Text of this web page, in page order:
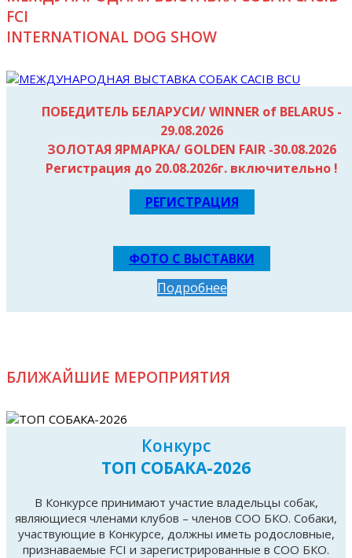
WORLD WINNER 2026
TRINITY AVE MUZA, зав. Клепикова М., вл Тужилина М. &
FCI
INTERNATIONAL DOG SHOW
ПОБЕДИТЕЛЬ БЕЛАРУСИ/ WINNER of BELARUS -
29.08.2026
ЗОЛОТАЯ ЯРМАРКА/ GOLDEN FAIR -30.08.2026
Регистрация до 20.08.2026г. включительно !
РЕГИСТРАЦИЯ
ФОТО С ВЫСТАВКИ
Подробнее
БЛИЖАЙШИЕ МЕРОПРИЯТИЯ
Конкурс
ТОП СОБАКА-2026
В Конкурсе принимают участие владельцы собак,
являющиеся членами клубов – членов СОО БКО. Собаки,
участвующие в Конкурсе, должны иметь родословные,
признаваемые FCI и зарегистрированные в СОО БКО.